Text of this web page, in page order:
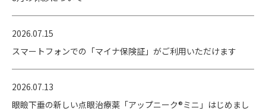
2026.07.15
スマートフォンでの「マイナ保険証」がご利用いただけます
2026.07.13
眼瞼下垂の新しい点眼治療薬「アップニーク®ミニ」はじめまし